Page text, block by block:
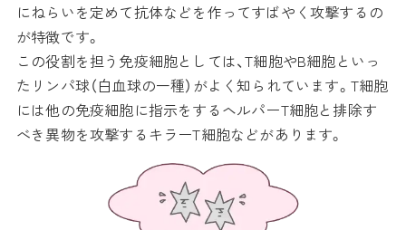
にねらいを定めて抗体などを作ってすばやく攻撃するの
が特徴です。
この役割を担う免疫細胞としては、T細胞やB細胞といっ
たリンパ球（白血球の一種）がよく知られています。T細胞
には他の免疫細胞に指示をするヘルパーT細胞と排除す
べき異物を攻撃するキラーT細胞などがあります。